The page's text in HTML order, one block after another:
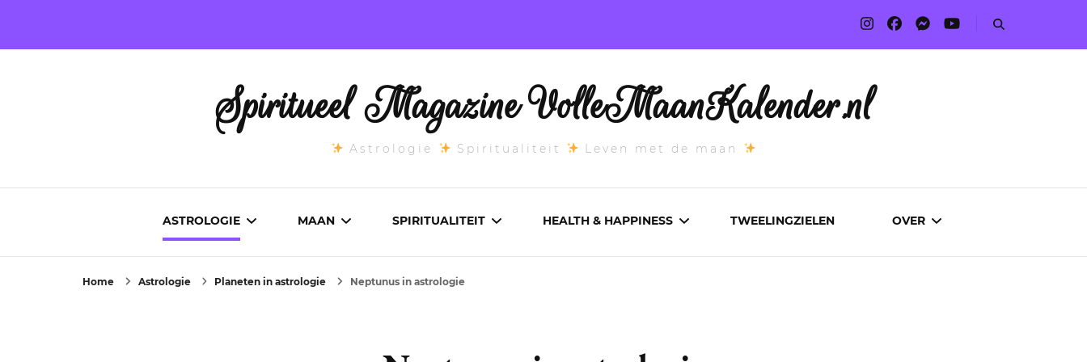
Spiritueel Magazine VolleMaanKalender.nl
Astrologie Spiritualiteit Leven met de maan
ASTROLOGIE
ASCENDANT
MAAN SPIRITUALITEIT HEALTH & HAPPINESS TWEELINGZIELEN OVER
Home Astrologie Planeten in astrologie Neptunus in astrologie